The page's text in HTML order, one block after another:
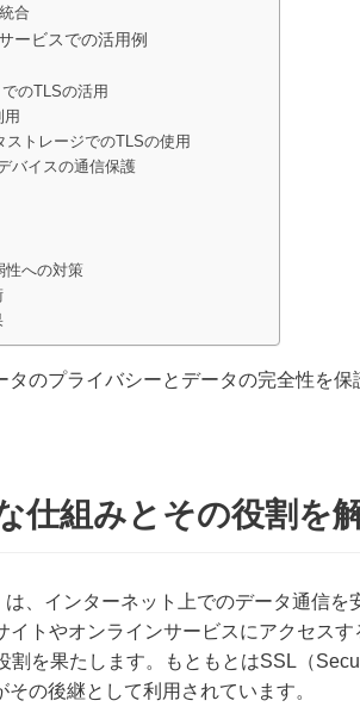
合
ービスでの活用例
のTLSの活用
トレージでのTLSの使用
バイスの通信保護
性への対策
のプライバシーとデータの完全性を保
仕組みとその役割を
、インターネット上でのデータ通信を
イトやオンラインサービスにアクセス
割を果たします。もともとはSSL（
の後継として利用されています。